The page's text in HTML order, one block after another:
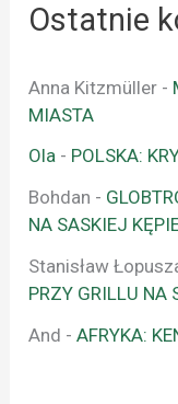
Ostatnie
Anna Kitzmüller -
MIASTA
Ola - POLSKA:
Bohdan -
NA SASKIEJ
Stanisław
PRZY GRILLU NA
And -AFRYKA: